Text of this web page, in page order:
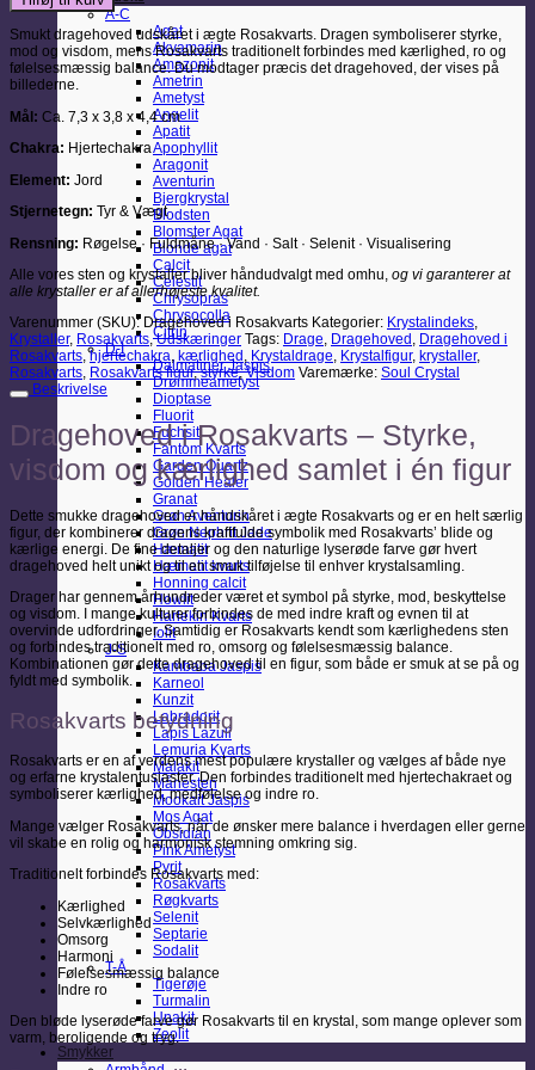
A-C
Agat
Akvamarin
Amazonit
Ametrin
Ametyst
Angelit
Apatit
Apophyllit
Aragonit
Aventurin
Bjergkrystal
Blodsten
Blomster Agat
Blonde agat
Calcit
Celestit
Chrysopras
Chrysocolla
Citrin
D-I
Dalmatiner Jaspis
Drømmeametyst
Dioptase
Fluorit
Fuchsit
Fantom Kvarts
Garden Quartz
Golden Healer
Granat
Grøn Aventurin
Grøn Nephrit Jade
Hæmatit
Hæmatit kvarts
Honning calcit
Howlit
Harlekin Kvarts
Iolit
J-S
Kambaba Jaspis
Karneol
Kunzit
Labradorit
Lapis Lazuli
Lemuria Kvarts
Malakit
Månesten
Mookait Jaspis
Mos Agat
Obsidian
Pink Ametyst
Pyrit
Rosakvarts
Røgkvarts
Selenit
Septarie
Sodalit
T-Å
Tigerøje
Turmalin
Unakit
Zeolit
Smykker
Smukt dragehoved udskåret i ægte Rosakvarts. Dragen symboliserer styrke,
mod og visdom, mens Rosakvarts traditionelt forbindes med kærlighed, ro og
følelsesmæssig balance. Du modtager præcis det dragehoved, der vises på
billederne.
Mål: Ca. 7,3 x 3,8 x 4,4 cm
Chakra: Hjertechakra
Element: Jord
Stjernetegn: Tyr & Vægt
Rensning: Røgelse · Fuldmåne · Vand · Salt · Selenit · Visualisering
Alle vores sten og krystaller bliver håndudvalgt med omhu, og vi garanterer at
alle krystaller er af allerhøjeste kvalitet.
Varenummer (SKU): Dragehoved i Rosakvarts Kategorier: Krystalindeks,
Krystaller, Rosakvarts,Udskæringer Tags: Drage, Dragehoved , Dragehoved i
Rosakvarts,hjertechakra, kærlighed , Krystaldrage, Krystalfigur, krystaller,
Rosakvarts, Rosakvarts figur,styrke,Visdom Varemærke: Soul Crystal
Beskrivelse
Dragehoved i Rosakvarts – Styrke,
visdom og kærlighed samlet i én figur
Dette smukke dragehoved er håndskåret i ægte Rosakvarts og er en helt særlig
figur, der kombinerer dragens kraftfulde symbolik med Rosakvarts’ blide og
kærlige energi. De fine detaljer og den naturlige lyserøde farve gør hvert
dragehoved helt unikt og til en smuk tilføjelse til enhver krystalsamling.
Drager har gennem århundreder været et symbol på styrke, mod, beskyttelse
og visdom. I mange kulturer forbindes de med indre kraft og evnen til at
overvinde udfordringer. Samtidig er Rosakvarts kendt som kærlighedens sten
og forbindes traditionelt med ro, omsorg og følelsesmæssig balance.
Kombinationen gør dette dragehoved til en figur, som både er smuk at se på og
fyldt med symbolik.
Rosakvarts betydning
Rosakvarts er en af verdens mest populære krystaller og vælges af både nye
og erfarne krystalentusiaster. Den forbindes traditionelt med hjertechakraet og
symboliserer kærlighed, medfølelse og indre ro.
Mange vælger Rosakvarts, når de ønsker mere balance i hverdagen eller gerne
vil skabe en rolig og harmonisk stemning omkring sig.
Traditionelt forbindes Rosakvarts med:
Kærlighed
Selvkærlighed
Omsorg
Harmoni
Følelsesmæssig balance
Indre ro
Den bløde lyserøde farve gør Rosakvarts til en krystal, som mange oplever som
varm, beroligende og tryg.